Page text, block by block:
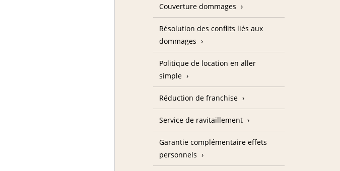
Couverture dommages
Résolution des conflits liés aux
dommages
Politique de location en aller
simple
Réduction de franchise
Service de ravitaillement
Garantie complémentaire effets
personnels